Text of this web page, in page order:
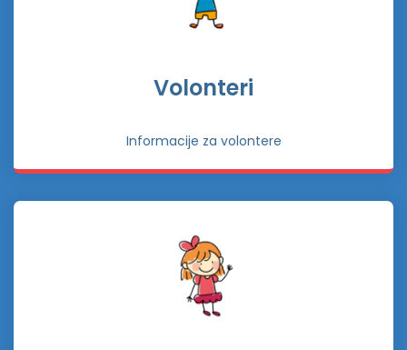
Volonteri
Informacije za volontere